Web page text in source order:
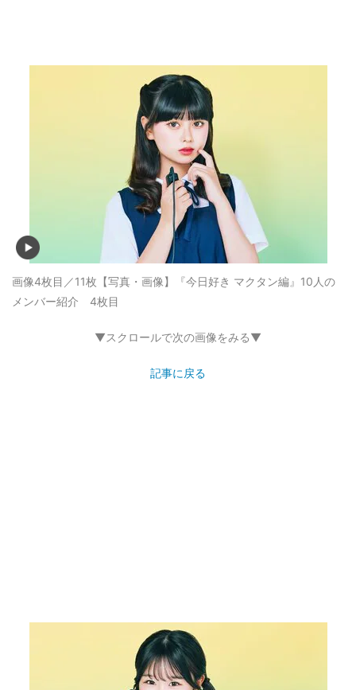
画像4枚目／11枚 【写真・画像】『今日好き マクタン編』10人の
メンバー紹介 4枚目
▼スクロールで次の画像をみる▼
記事に戻る